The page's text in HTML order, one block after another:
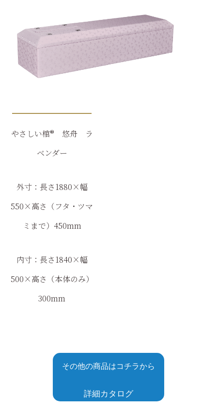
やさしい棺®　悠舟　ラ
ベンダー
外寸：長さ1880×幅
550×高さ（フタ・ツマ
ミまで） 450mm
内寸：長さ1840×幅
500×高さ（本体のみ）
300mm
その他の商品はコチラから
詳細カタログ